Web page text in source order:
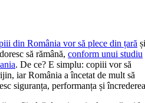
din România vor să plece din țară și
să rămână, conform unui studiu
. De ce? E simplu: copiii vor să
iar România a încetat de mult să
siguranța, performanța și